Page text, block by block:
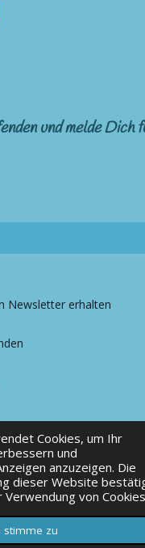
Cookies, um Ihr
und
anzuzeigen. Die
dieser Website
von
stimme zu
und melde Dich
Newsletter erhalten
Karte